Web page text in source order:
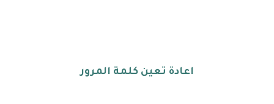
اعادة تعين كلمة المرور